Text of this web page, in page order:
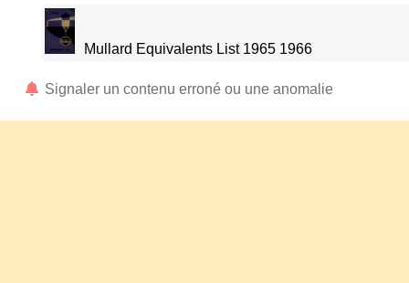
Mullard Equivalents List 1965 1966
Signaler un contenu erroné ou une anomalie